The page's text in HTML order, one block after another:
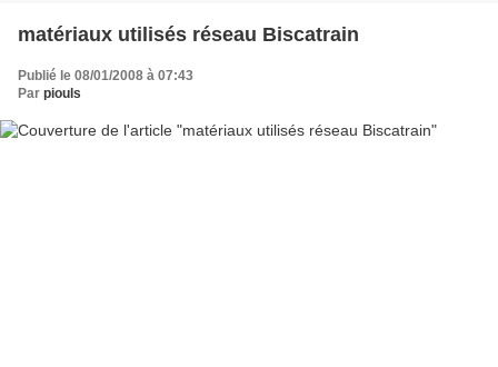
matériaux utilisés réseau Biscatrain
Publié le 08/01/2008 à 07:43
Par piouls